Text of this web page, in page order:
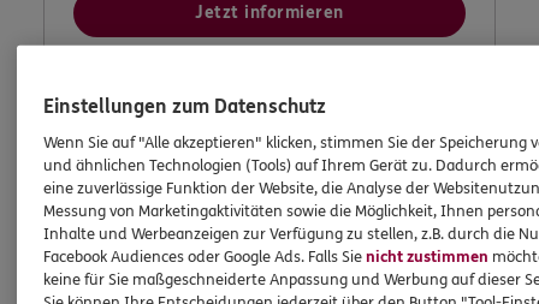
Jetzt informieren
Einstellungen zum Datenschutz
Wenn Sie auf "Alle akzeptieren" klicken, stimmen Sie der Speicherung
und ähnlichen Technologien (Tools) auf Ihrem Gerät zu. Dadurch
eine zuverlässige Funktion der Website, die Analyse der
Messung von Marketingaktivitäten sowie die Möglichkeit, Ihnen
Inhalte und Werbeanzeigen zur Verfügung zu stellen, z.B. durch die
Facebook Audiences oder Google Ads. Falls Sienicht zustimmen
keine für Sie maßgeschneiderte Anpassung und Werbung auf dieser